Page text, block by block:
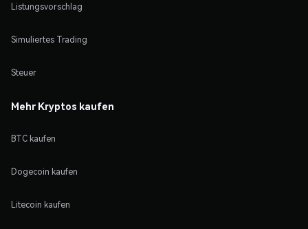
Listungsvorschlag
Simuliertes Trading
Steuer
Mehr Kryptos kaufen
BTC kaufen
Dogecoin kaufen
Litecoin kaufen